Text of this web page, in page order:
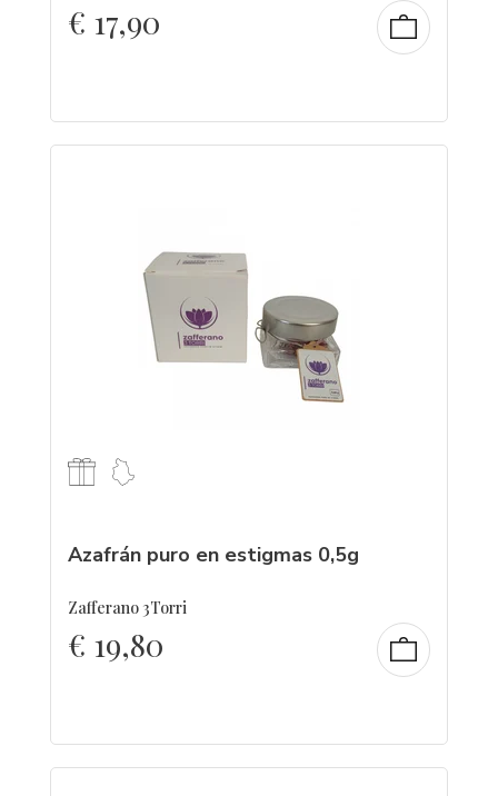
€ 17,90
Azafrán puro en estigmas 0,5g
Zafferano 3Torri
€ 19,80